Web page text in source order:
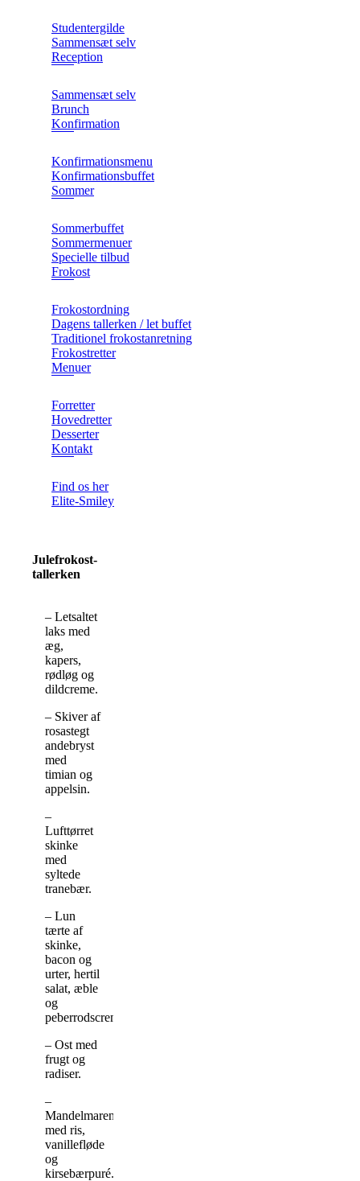
Studentergilde
Sammensæt selv
Reception
Sammensæt selv
Brunch
Konfirmation
Konfirmationsmenu
Konfirmationsbuffet
Sommer
Sommerbuffet
Sommermenuer
Specielle tilbud
Frokost
Frokostordning
Dagens tallerken / let buffet
Traditionel frokostanretning
Frokostretter
Menuer
Forretter
Hovedretter
Desserter
Kontakt
Find os her
Elite-Smiley
Julefrokost-
tallerken
– Letsaltet
laks med
æg,
kapers,
rødløg og
dildcreme.
– Skiver af
rosastegt
andebryst
med
timian og
appelsin.
–
Lufttørret
skinke
med
syltede
tranebær.
– Lun
tærte af
skinke,
bacon og
urter, hertil
salat, æble
og
peberrodscreme.
– Ost med
frugt og
radiser.
–
Mandelmarengs
med ris,
vanillefløde
og
kirsebærpuré.